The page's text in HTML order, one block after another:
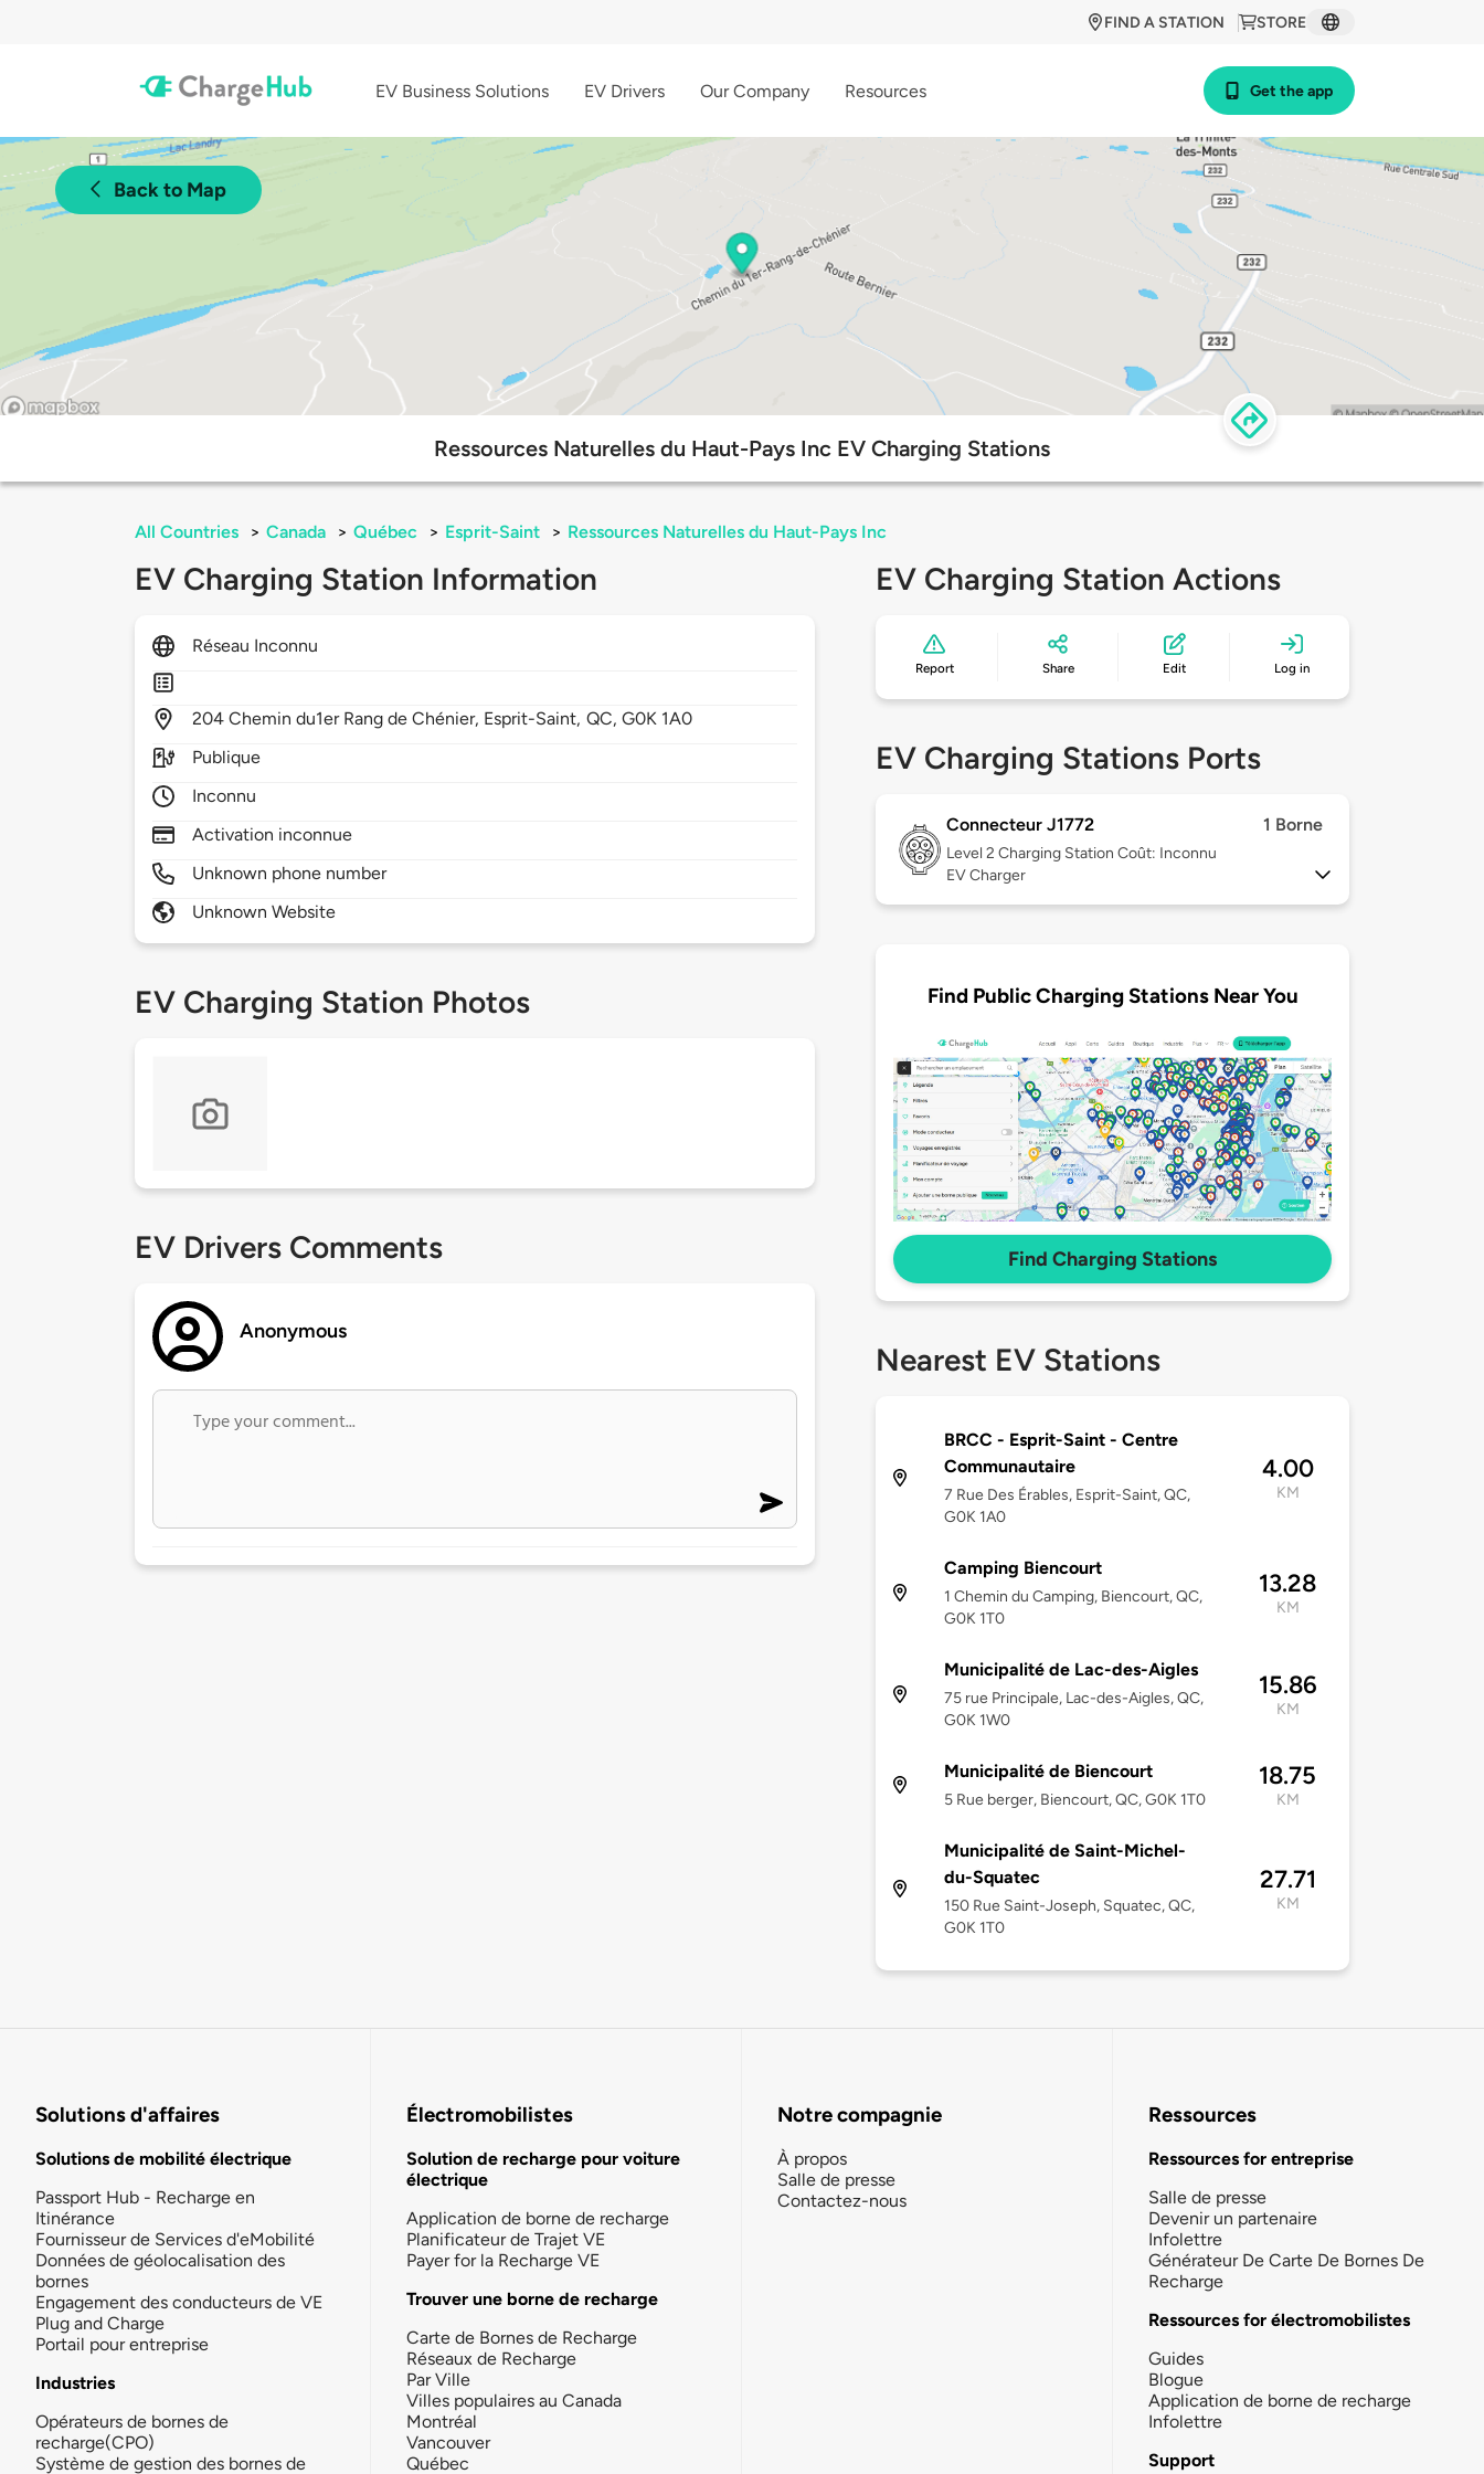
STORE
FIND A STATION
EV Business Solutions EV Drivers Our Company Resources Get the app
Back to Map
Ressources Naturelles du Haut-Pays Inc EV Charging Stations
All Countries > Canada > Québec > Esprit-Saint > Ressources Naturelles du Haut-Pays Inc
EV Charging Station Information
Réseau Inconnu
204Chemin du1er Rang de Chénier, Esprit-Saint, QC, G0K 1A0
Publique
Inconnu
Activation inconnue
Unknown phone number
Unknown Website
EV Charging Station Photos
EV Drivers Comments
Anonymous
EV Charging Station Actions
Report Share Edit Log in
EV Charging Stations Ports
Connecteur J1772 1 Borne
Level 2 Charging Station Coût: Inconnu
EV Charger
Find Public Charging Stations Near You
Find Charging Stations
Nearest EV Stations
BRCC - Esprit-Saint - Centre
Communautaire
7 Rue Des Érables, Esprit-Saint, QC,
G0K 1A0
4.00
KM
Camping Biencourt
1 Chemin du Camping, Biencourt, QC,
G0K 1T0
13.28
KM
Municipalité de Lac-des-Aigles
75 rue Principale, Lac-des-Aigles, QC,
G0K 1W0
15.86
KM
Municipalité de Biencourt
5 Rue berger, Biencourt, QC, G0K 1T0
18.75
KM
Municipalité de Saint-Michel-
du-Squatec
150 Rue Saint-Joseph, Squatec, QC,
G0K 1T0
27.71
KM
Solutions d'affaires
Solutions de mobilité électrique
Passport Hub - Recharge en
Itinérance
Fournisseur de Services d'eMobilité
Données de géolocalisation des
bornes
Engagement des conducteurs de VE
Plug and Charge
Portail pour entreprise
Industries
Opérateurs de bornes de
recharge(CPO)
Système de gestion des bornes de
Électromobilistes
Solution de recharge pour voiture
électrique
Application de borne de recharge
Planificateur de Trajet VE
Payer for la Recharge VE
Trouver une borne de recharge
Carte de Bornes de Recharge
Réseaux de Recharge
Par Ville
Villes populaires au Canada
Montréal
Vancouver
Québec
Notre compagnie
À propos
Salle de presse
Contactez-nous
Ressources
Ressources for entreprise
Salle de presse
Devenir un partenaire
Infolettre
Générateur De Carte De Bornes De
Recharge
Ressources for électromobilistes
Guides
Blogue
Application de borne de recharge
Infolettre
Support